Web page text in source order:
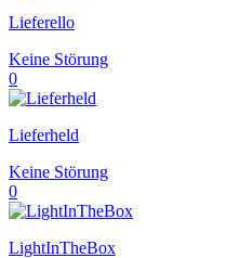
Lieferello
Keine Störung
0
Lieferheld
Keine Störung
0
LightInTheBox